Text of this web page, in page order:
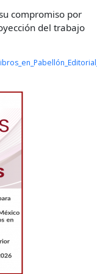
compromiso por
del trabajo